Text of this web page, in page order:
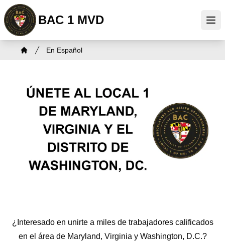
Skip
to
main
content
BAC 1 MVD
Breadcrumb
En Español
¿Interesado en unirte a miles de trabajadores calificados
en el área de Maryland, Virginia y Washington, D.C.?